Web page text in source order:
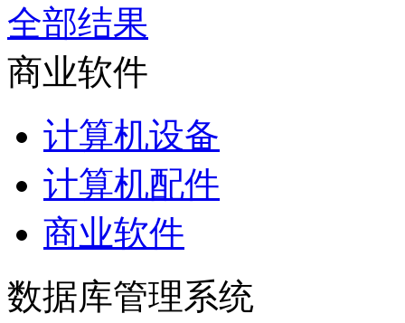
全部结果
商业软件
计算机设备
计算机配件
商业软件
数据库管理系统